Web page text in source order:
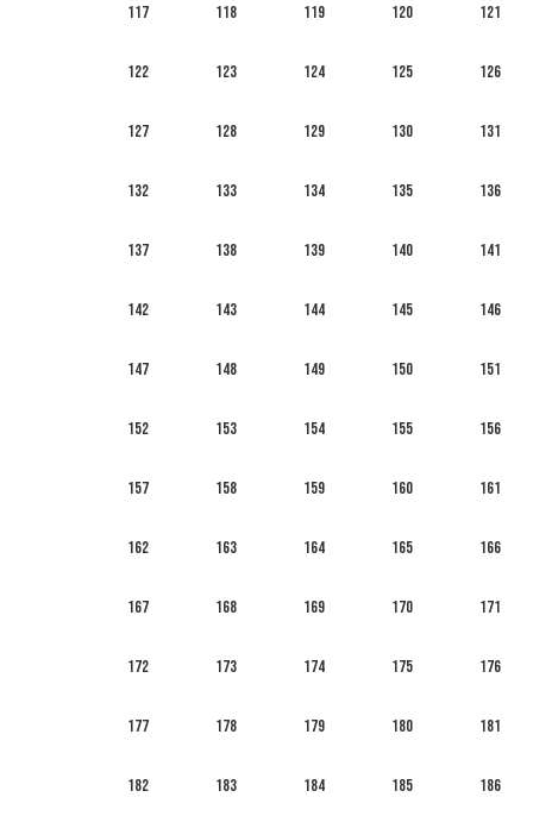
117 118 119 120 121
122 123 124 125 126
127 128 129 130 131
132 133 134 135 136
137 138 139 140 141
142 143 144 145 146
147 148 149 150 151
152 153 154 155 156
157 158 159 160 161
162 163 164 165 166
167 168 169 170 171
172 173 174 175 176
177 178 179 180 181
182 183 184 185 186